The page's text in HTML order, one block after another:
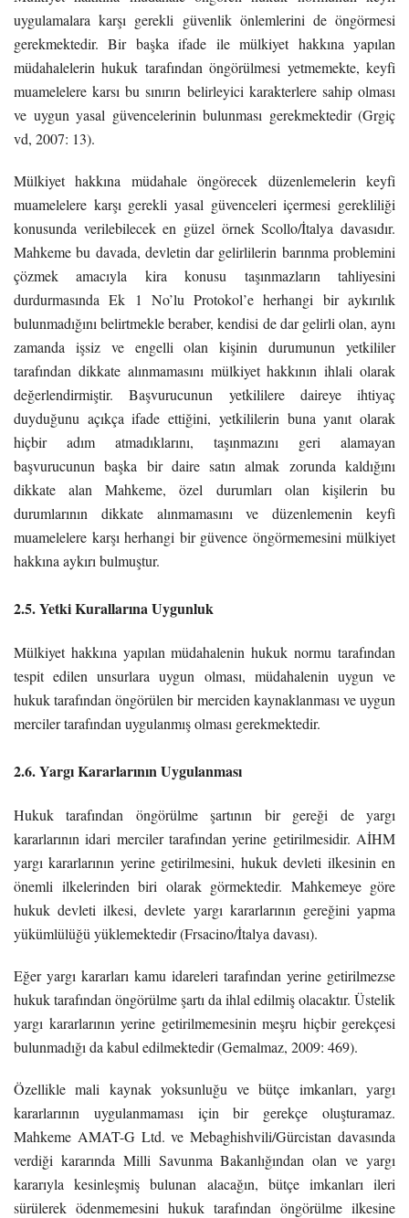
uygulamalara karşı gerekli güvenlik önlemlerini de öngörmesi
gerekmektedir. Bir başka ifade ile mülkiyet hakkına yapılan
müdahalelerin hukuk tarafından öngörülmesi yetmemekte, keyfi
muamelelere karsı bu sınırın belirleyici karakterlere sahip olması
ve uygun yasal güvencelerinin bulunması gerekmektedir (Grgiç
vd, 2007: 13).
Mülkiyet hakkına müdahale öngörecek düzenlemelerin keyfi
muamelelere karşı gerekli yasal güvenceleri içermesi gerekliliği
konusunda verilebilecek en güzel örnek Scollo/İtalya davasıdır.
Mahkeme bu davada, devletin dar gelirlilerin barınma problemini
çözmek amacıyla kira konusu taşınmazların tahliyesini
durdurmasında Ek 1 No’lu Protokol’e herhangi bir aykırılık
bulunmadığını belirtmekle beraber, kendisi de dar gelirli olan, aynı
zamanda işsiz ve engelli olan kişinin durumunun yetkililer
tarafından dikkate alınmamasını mülkiyet hakkının ihlali olarak
değerlendirmiştir. Başvurucunun yetkililere daireye ihtiyaç
duyduğunu açıkça ifade ettiğini, yetkililerin buna yanıt olarak
hiçbir adım atmadıklarını, taşınmazını geri alamayan
başvurucunun başka bir daire satın almak zorunda kaldığını
dikkate alan Mahkeme, özel durumları olan kişilerin bu
durumlarının dikkate alınmamasını ve düzenlemenin keyfi
muamelelere karşı herhangi bir güvence öngörmemesini mülkiyet
hakkına aykırı bulmuştur.
2.5. Yetki Kurallarına Uygunluk
Mülkiyet hakkına yapılan müdahalenin hukuk normu tarafından
tespit edilen unsurlara uygun olması, müdahalenin uygun ve
hukuk tarafından öngörülen bir merciden kaynaklanması ve uygun
merciler tarafından uygulanmış olması gerekmektedir.
2.6. Yargı Kararlarının Uygulanması
Hukuk tarafından öngörülme şartının bir gereği de yargı
kararlarının idari merciler tarafından yerine getirilmesidir. AİHM
yargı kararlarının yerine getirilmesini, hukuk devleti ilkesinin en
önemli ilkelerinden biri olarak görmektedir. Mahkemeye göre
hukuk devleti ilkesi, devlete yargı kararlarının gereğini yapma
yükümlülüğü yüklemektedir (Frsacino/İtalya davası).
Eğer yargı kararları kamu idareleri tarafından yerine getirilmezse
hukuk tarafından öngörülme şartı da ihlal edilmiş olacaktır. Üstelik
yargı kararlarının yerine getirilmemesinin meşru hiçbir gerekçesi
bulunmadığı da kabul edilmektedir (Gemalmaz, 2009: 469).
Özellikle mali kaynak yoksunluğu ve bütçe imkanları, yargı
kararlarının uygulanmaması için bir gerekçe oluşturamaz.
Mahkeme AMAT-G Ltd. ve Mebaghishvili/Gürcistan davasında
verdiği kararında Milli Savunma Bakanlığından olan ve yargı
kararıyla kesinleşmiş bulunan alacağın, bütçe imkanları ileri
sürülerek ödenmemesini hukuk tarafından öngörülme ilkesine